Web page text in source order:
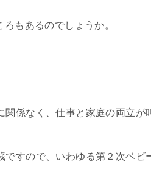
もあるのでしょうか。
係なく、仕事と家庭の両立が
すので、いわゆる第２次ベビ